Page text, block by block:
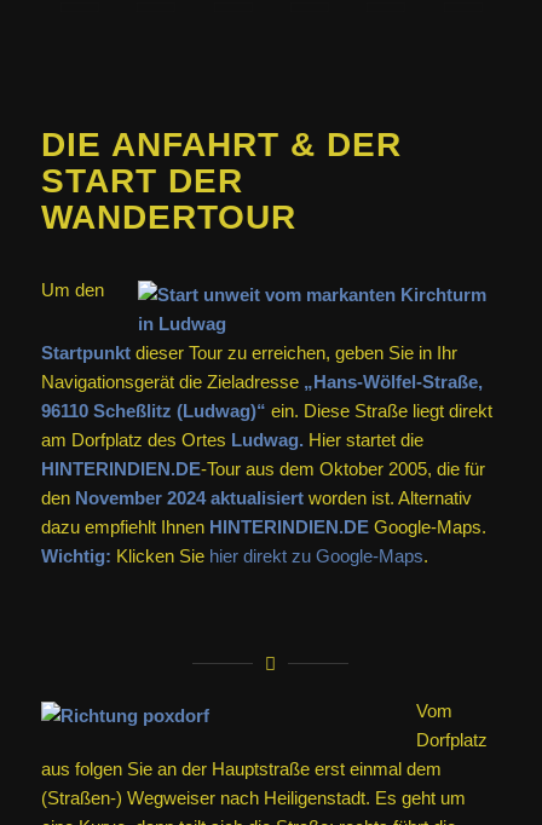
DIE ANFAHRT & DER
START DER
WANDERTOUR
Um den
Startpunktdieser Tour zu erreichen, geben Sie in Ihr
Navigationsgerät die Zieladresse „Hans-Wölfel-Straße,
96110 Scheßlitz (Ludwag)“ ein. Diese Straße liegt direkt
am Dorfplatz des Ortes Ludwag. Hier startet die
HINTERINDIEN.DE-Tour aus dem Oktober 2005, die für
den November 2024 aktualisiertworden ist. Alternativ
dazu empfiehlt Ihnen HINTERINDIEN.DEGoogle-Maps.
Wichtig: Klicken Sie hier direkt zu Google-Maps.
Vom
Dorfplatz
aus folgen Sie an der Hauptstraße erst einmal dem
(Straßen-) Wegweiser nach Heiligenstadt. Es geht um